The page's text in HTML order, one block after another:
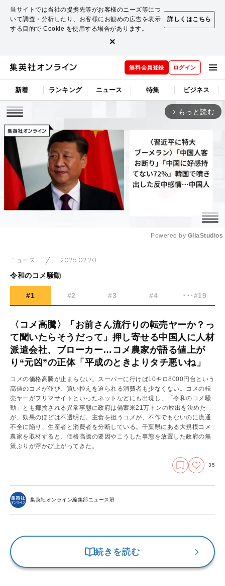
当サイトでは当社の提携先等がお客様のニーズ等につ
いて調査・分析したり、お客様にお勧めの広告を表示
する目的で Cookie を使用する場合があります。
詳しくはこちら
×
無料会員登録 ログイン
新着 ランキング ニュース 特集 ビジネス
arrow_forward_ios もっと読む
Powered by GliaStudios
ニュース
2025.02.20
令和のコメ騒動
#1 #2 #3 #4 ･･･#19
〈コメ高騰〉「お前さん流行りの転売ヤーか？っ
て聞いたらそうだって」押し寄せる中国人に人材
派遣会社、ブローカー…コメ農家が語る値上が
り“元凶”の正体「平成のときよりタチ悪いね」
コメの価格高騰が止まらない。スーパーに行けば10キロ8000円台という
高値のコメが並び、買い控えを迫られる消費者も少なくない。コメの転
売ヤーがフリマサイトといったネットなどにも出現し、「令和のコメ騒
動」とも揶揄される異常事態に政府は備蓄米21万トンの放出を決めた
が、効果のほどは不透明だ。主食を担うコメが、不作でもないのに流通
不全に陥り、生産者と消費者を分断している。千葉県にある大規模コメ
農家を取材すると、価格高騰の要因やこうした事態を放置した政府の無
策ぶりが浮かび上がってきた。
35
集英社オンライン編集部ニュース班
続きを読む